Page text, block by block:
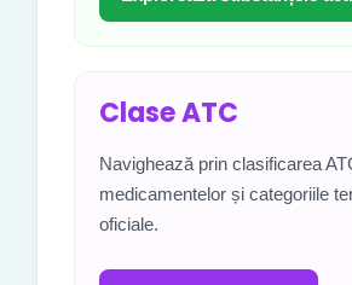
Clase ATC
Navighează prin clasificarea
medicamentelor și categoriile
oficiale.